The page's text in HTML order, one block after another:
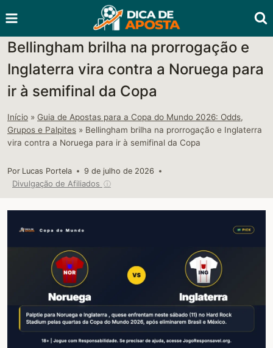
para
o
Conteúdo
Bellingham brilha na prorrogação e
Inglaterra vira contra a Noruega para
ir à semifinal da Copa
Início » Guia de Apostas para a Copa do Mundo 2026: Odds,
Grupos e Palpites » Bellingham brilha na prorrogação e Inglaterra
vira contra a Noruega para ir à semifinal da Copa
Por Lucas Portela 9 de julho de 2026
Divulgação de Afiliados ⓘ